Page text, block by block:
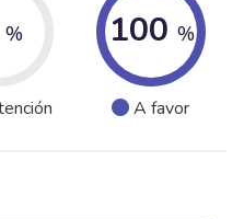
% 100 %
A favor